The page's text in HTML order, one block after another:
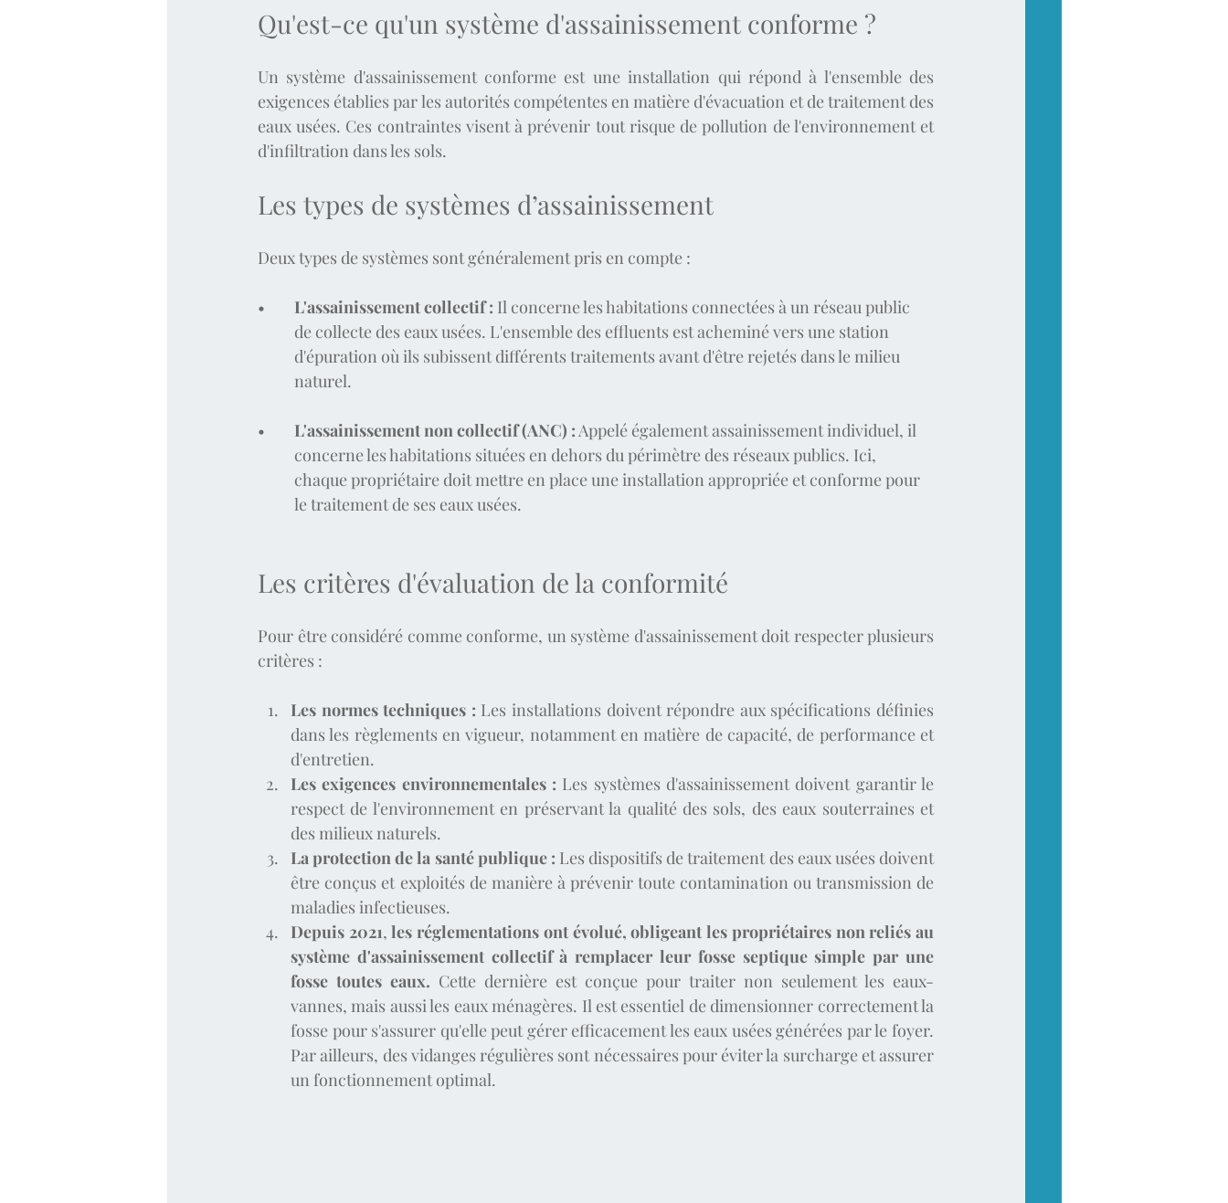
Qu'est-ce qu'un système d'assainissement conforme ?
Un système d'assainissement conforme est une installation qui répond à l'ensemble des
exigences établies par les autorités compétentes en matière d'évacuation et de traitement des
eaux usées. Ces contraintes visent à prévenir tout risque de pollution de l'environnement et
d'infiltration dans les sols.
Les types de systèmes d’assainissement
Deux types de systèmes sont généralement pris en compte :
L'assainissement collectif : Il concerne les habitations connectées à un réseau public
	de collecte des eaux usées. L'ensemble des effluents est acheminé vers une station
	d'épuration où ils subissent différents traitements avant d'être rejetés dans le milieu
	naturel.
L'assainissement non collectif (ANC) : Appelé également assainissement individuel, il
	chaque propriétaire doit mettre en place une installation appropriée et conforme pour
	le traitement de ses eaux usées.
Les critères d'évaluation de la conformité
Pour être considéré comme conforme, un système d'assainissement doit respecter plusieurs
critères :
Les normes techniques : Les installations doivent répondre aux spécifications définies
dans les règlements en vigueur, notamment en matière de capacité, de performance et
d'entretien.
Les exigences environnementales : Les systèmes d'assainissement doivent garantir le
respect de l'environnement en préservant la qualité des sols, des eaux souterraines et
des milieux naturels.
La protection de la santé publique : Les dispositifs de traitement des eaux usées doivent
être conçus et exploités de manière à prévenir toute contamination ou transmission de
maladies infectieuses.
Depuis 2021, les réglementations ont évolué, obligeant les propriétaires non reliés au
système d'assainissement collectif à remplacer leur fosse septique simple par une
fosse toutes eaux. Cette dernière est conçue pour traiter non seulement les eaux-
vannes, mais aussi les eaux ménagères. Il est essentiel de dimensionner correctement la
fosse pour s'assurer qu'elle peut gérer efficacement les eaux usées générées par le foyer.
Par ailleurs, des vidanges régulières sont nécessaires pour éviter la surcharge et assurer
un fonctionnement optimal.